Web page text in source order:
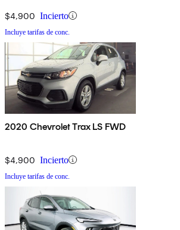
$4,900 Incierto
Incluye tarifas de conc.
2020 Chevrolet Trax LS FWD
$4,900 Incierto
Incluye tarifas de conc.